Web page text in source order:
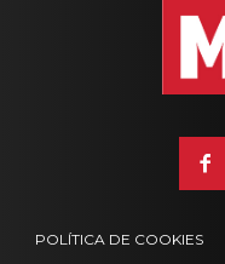
POLÍTICA DE COOKIES